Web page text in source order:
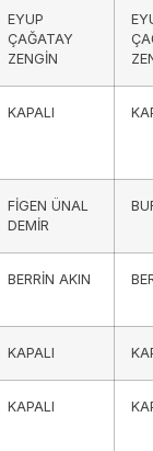
EYUP
ÇAĞATAY
ZENGİN
KAPALI
FİGEN ÜNAL
DEMİR
BERRİN AKIN
KAPALI
KAPALI